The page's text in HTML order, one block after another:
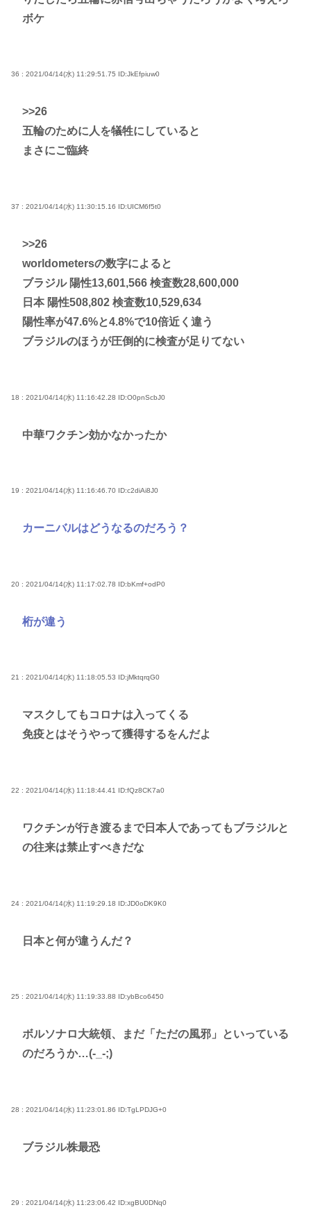
ボケ
36 : 2021/04/14(水) 11:29:51.75 ID:JkEfpiuw0
>>26
五輪のために人を犠牲にしていると
まさにご臨終
37 : 2021/04/14(水) 11:30:15.16 ID:UICM6f5t0
>>26
worldometersの数字によると
ブラジル 陽性13,601,566 検査数28,600,000
日本 陽性508,802 検査数10,529,634
陽性率が47.6%と4.8%で10倍近く違う
ブラジルのほうが圧倒的に検査が足りてない
18 : 2021/04/14(水) 11:16:42.28 ID:O0pnScbJ0
中華ワクチン効かなかったか
19 : 2021/04/14(水) 11:16:46.70 ID:c2diAi8J0
カーニバルはどうなるのだろう？
20 : 2021/04/14(水) 11:17:02.78 ID:bKmf+odP0
桁が違う
21 : 2021/04/14(水) 11:18:05.53 ID:jMktqrqG0
マスクしてもコロナは入ってくる
免疫とはそうやって獲得するをんだよ
22 : 2021/04/14(水) 11:18:44.41 ID:fQz8CK7a0
ワクチンが行き渡るまで日本人であってもブラジルと
の往来は禁止すべきだな
24 : 2021/04/14(水) 11:19:29.18 ID:JD0oDK9K0
日本と何が違うんだ？
25 : 2021/04/14(水) 11:19:33.88 ID:ybBco6450
ボルソナロ大統領、まだ「ただの風邪」といっている
のだろうか…(-_-;)
28 : 2021/04/14(水) 11:23:01.86 ID:TgLPDJG+0
ブラジル株最恐
29 : 2021/04/14(水) 11:23:06.42 ID:xgBU0DNq0